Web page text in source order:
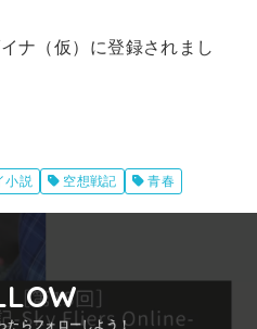
ナ（仮）に登録されまし
小説 空想戦記 青春